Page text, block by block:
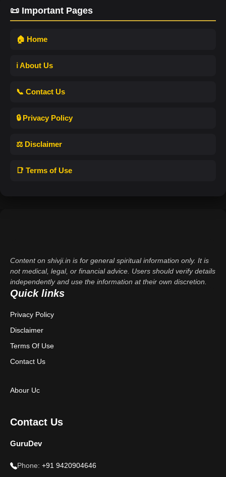
📜 Important Pages
🏠 Home
ℹ️ About Us
📞 Contact Us
🔒 Privacy Policy
⚖️ Disclaimer
📑 Terms of Use
Content on shivji.in is for general spiritual information only. It is
not medical, legal, or financial advice. Users should verify details
independently and use the information at their own discretion.
Quick links
Privacy Policy
Disclaimer
Terms Of Use
Contact Us
Abour Uc
Contact Us
GuruDev
Phone: +91 9420904646